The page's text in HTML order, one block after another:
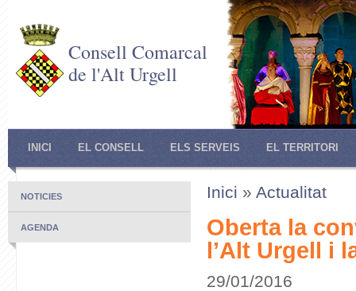
Consell Comarcal
de l'Alt Urgell
INICI EL CONSELL ELS SERVEIS EL TERRITORI
NOTICIES
AGENDA
Inici » Actualitat
Oberta la
l’Alt Urgell i
29/01/2016